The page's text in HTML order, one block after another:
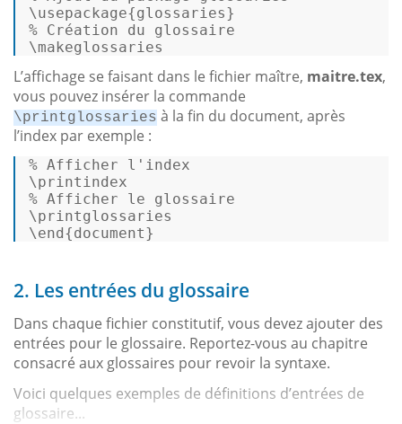
% Création du glossaire
\makeglossaries
L’affichage se faisant dans le fichier maître, maitre.tex,
vous pouvez insérer la commande
\printglossaries à la fin du document, après
l’index par exemple :
% Afficher l 'index
% Afficher le glossaire
\printglossaries
\end{document}
2. Les entrées du glossaire
Dans chaque fichier constitutif, vous devez ajouter des
entrées pour le glossaire. Reportez-vous au chapitre
consacré aux glossaires pour revoir la syntaxe.
Voici quelques exemples de définitions d’entrées de
glossaire...